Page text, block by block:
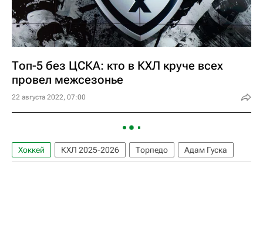
Топ-5 без ЦСКА: кто в КХЛ круче всех
провел межсезонье
22 августа 2022, 07:00
Хоккей КХЛ 2025-2026 Торпедо Адам Гуска